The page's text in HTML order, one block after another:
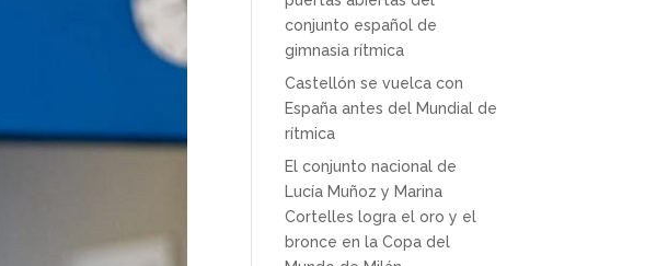
conjunto español de
gimnasia rítmica
Castellón se vuelca con
España antes del Mundial de
rítmica
El conjunto nacional de
Lucía Muñoz y Marina
Cortelles logra el oro y el
bronce en la Copa del